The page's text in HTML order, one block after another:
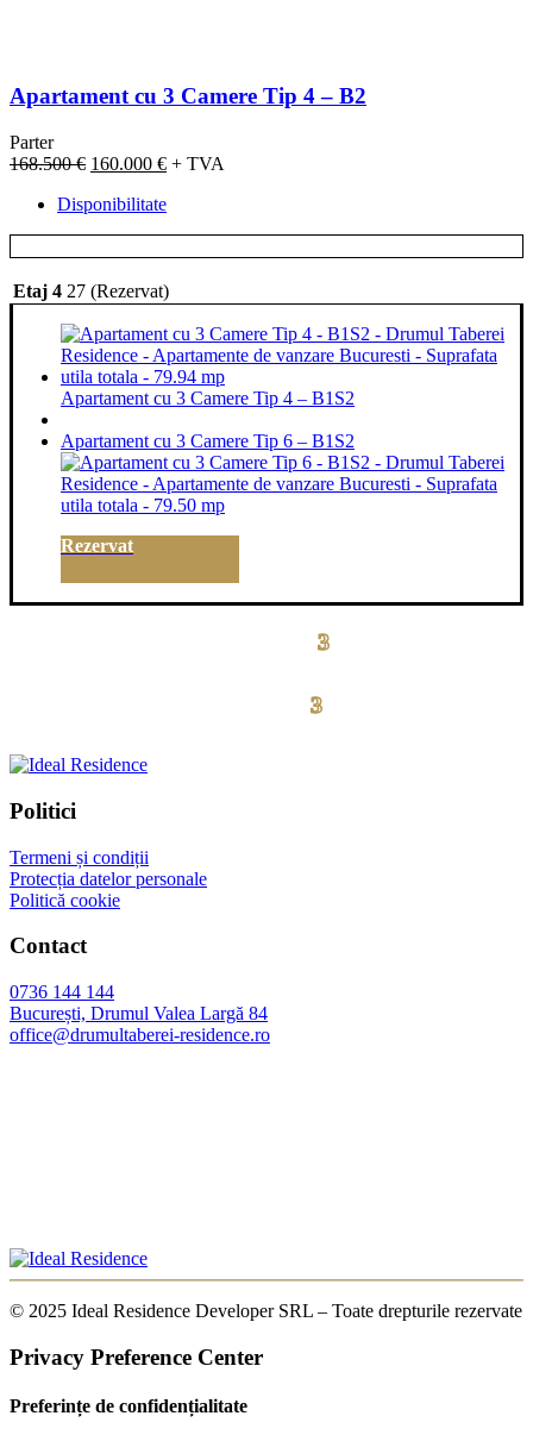
Apartament cu 3 Camere Tip 4 – B2
Parter
168.500€ Prețul
a
160.000 €Prețul
este:
+ TVA
Disponibilitate
Etaj 4 27 (Rezervat)
Apartament cu 3 Camere Tip 4 – B1S2
Apartament cu 3 Camere Tip 6 – B1S2
Rezervat
3
3
Politici
Termeni și condiții
Protecția datelor personale
Politică cookie
Contact
0736 144 144
București, Drumul Valea Largă 84
office@drumultaberei-residence.ro
© 2025 Ideal Residence Developer SRL – Toate drepturile rezervate
Privacy Preference Center
Preferințe de confidențialitate